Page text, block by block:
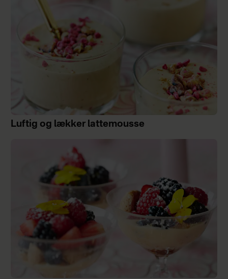
Luftig og lækker lattemousse